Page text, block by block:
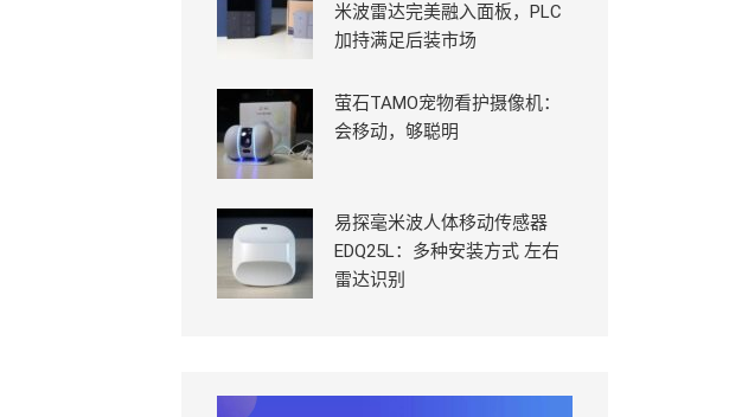
米波雷达完美融入面板，PLC
加持满足后装市场
萤石TAMO宠物看护摄像机：
会移动，够聪明
易探毫米波人体移动传感器
EDQ25L：多种安装方式 左右
雷达识别